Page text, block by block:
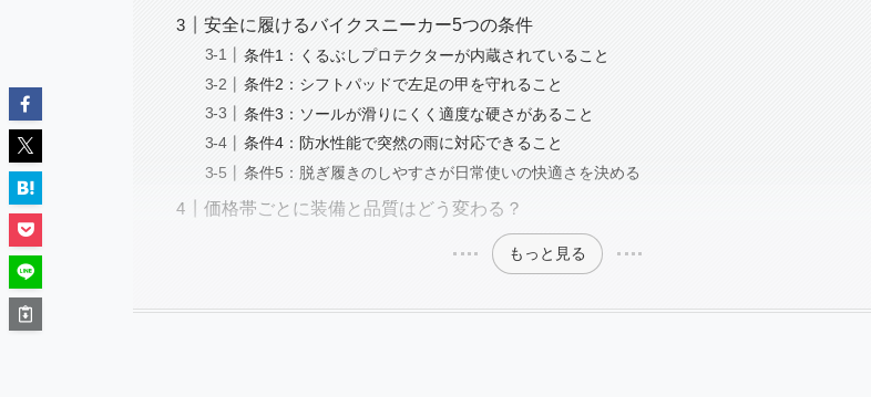
安全に履けるバイクスニーカー5つの条件
条件1：くるぶしプロテクターが内蔵されていること
条件2：シフトパッドで左足の甲を守れること
条件3：ソールが滑りにくく適度な硬さがあること
条件4：防水性能で突然の雨に対応できること
条件5：脱ぎ履きのしやすさが日常使いの快適さを決める
価格帯ごとに装備と品質はどう変わる？
もっと見る